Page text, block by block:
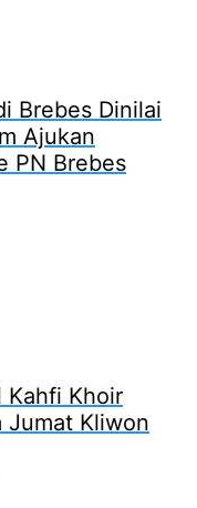
Brebes Dinilai
Ajukan
PN Brebes
Kahfi Khoir
Jumat Kliwon